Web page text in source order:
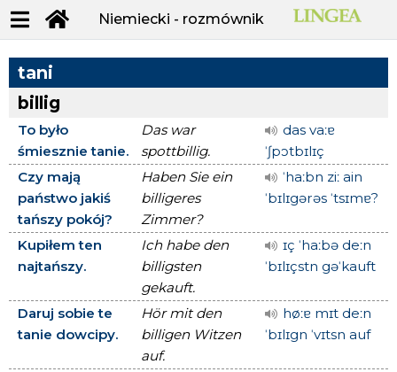
Niemiecki - rozmównik
tani
billig
To było
śmiesznie tanie.
Das war
spottbillig.
das vaːɐ
ˈʃpɔtbɪlɪç
Czy mają
państwo jakiś
tańszy pokój?
Haben Sie ein
billigeres
Zimmer?
ˈhaːbn ziː ain
ˈbɪlɪgərəs ˈtsɪmɐ?
Kupiłem ten
najtańszy.
Ich habe den
billigsten
gekauft.
ɪç ˈhaːbə deːn
ˈbɪlɪçstn gəˈkauft
Daruj sobie te
tanie dowcipy.
Hör mit den
billigen Witzen
auf.
høːɐ mɪt deːn
ˈbɪlɪgn ˈvɪtsn auf